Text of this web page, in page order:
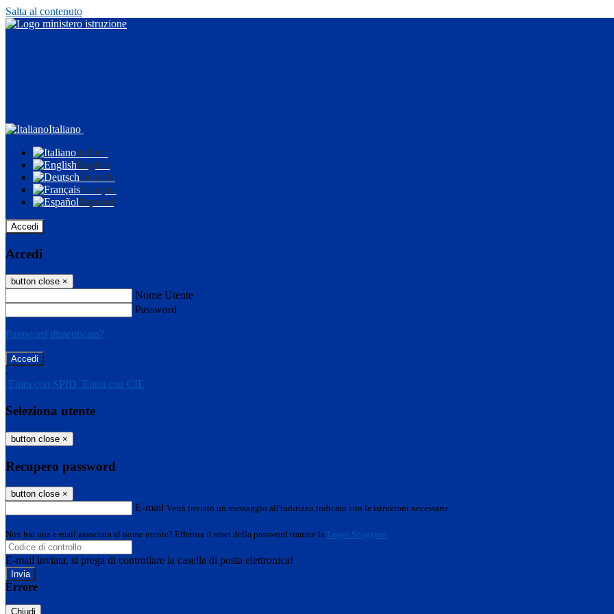
Salta al contenuto
Italiano
Italiano
English
Deutsch
Français
Español
Accedi
Accedi
button close ×
Nome Utente
Password
Password dimenticata?
-
Entra con SPID Entra con CIE
Seleziona utente
button close ×
Recupero password
button close ×
E-mail Verrà inviato un messaggio all'indirizzo indicato con le istruzioni necessarie.
Non hai una e-mail associata al nome utente? Effettua il reset della password tramite la Login Spaggiari
E-mail inviata, si prega di controllare la casella di posta elettronica!
Errore
Chiudi